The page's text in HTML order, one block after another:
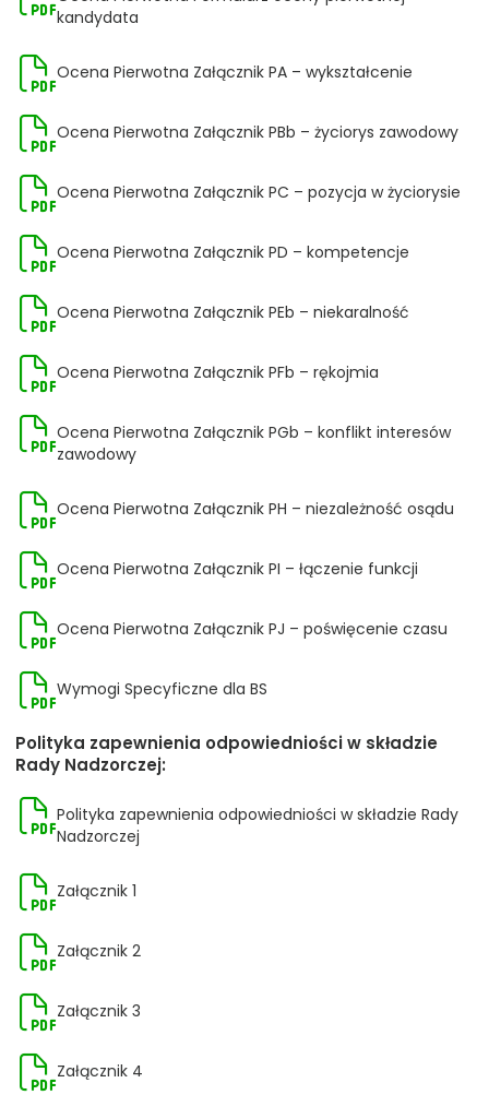
kandydata
Ocena Pierwotna Załącznik PA – wykształcenie
Ocena Pierwotna Załącznik PBb – życiorys zawodowy
Ocena Pierwotna Załącznik PC – pozycja w życiorysie
Ocena Pierwotna Załącznik PD – kompetencje
Ocena Pierwotna Załącznik PEb – niekaralność
Ocena Pierwotna Załącznik PFb – rękojmia
Ocena Pierwotna Załącznik PGb – konflikt interesów
zawodowy
Ocena Pierwotna Załącznik PH – niezależność osądu
Ocena Pierwotna Załącznik PI – łączenie funkcji
Ocena Pierwotna Załącznik PJ – poświęcenie czasu
Wymogi Specyficzne dla BS
Polityka zapewnienia odpowiedniości w składzie
Rady Nadzorczej:
Polityka zapewnienia odpowiedniości w składzie Rady
Nadzorczej
Załącznik 1
Załącznik 2
Załącznik 3
Załącznik 4